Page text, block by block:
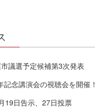
議選予定候補第3次発表
記念講演会の視聴会を開催！
19日告示、27日投票